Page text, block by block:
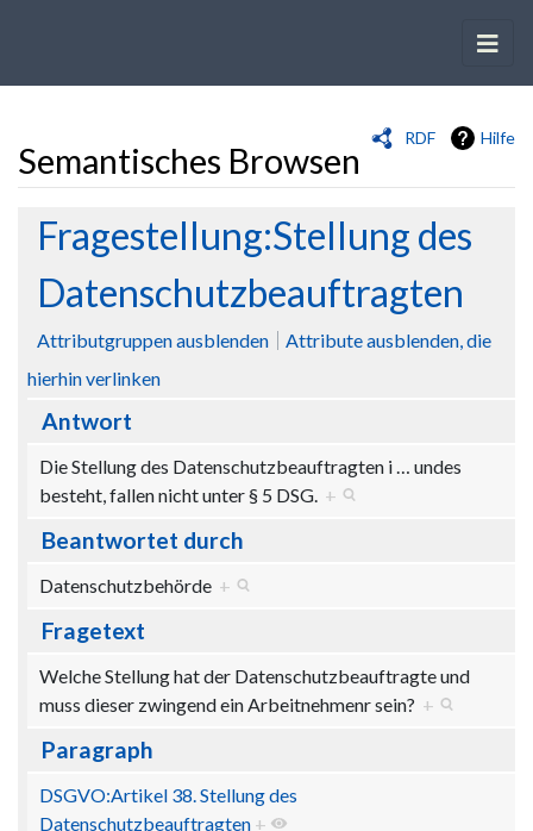
RDF Hilfe
Semantisches Browsen
Wechseln zu: Navigation
Fragestellung:Stellung des
Datenschutzbeauftragten
Attributgruppen ausblenden
Attribute ausblenden, die
hierhin verlinken
Antwort
Die Stellung des Datenschutzbeauftragten i… undes
besteht, fallen nicht unter § 5 DSG. +
Beantwortet durch
Datenschutzbehörde +
Fragetext
Welche Stellung hat der Datenschutzbeauftragte und
muss dieser zwingend ein Arbeitnehmenr sein? +
Paragraph
DSGVO:Artikel 38. Stellung des
Datenschutzbeauftragten +